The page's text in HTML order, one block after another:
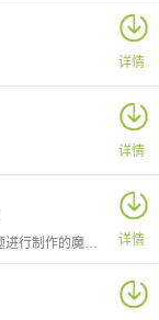
详情
详情
良子跑酷味真族是一款根据网红良子为主题进行制作的魔改地铁跑酷游戏，游戏原本的主角杰克变成了我们的大胃袋良子，跑酷路上的金币也变成了良子最爱吃的焖子！
详情